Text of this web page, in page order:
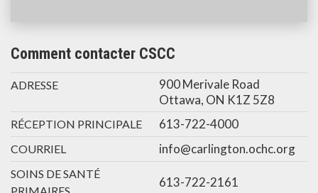
Comment contacter CSCC
ADRESSE
900 Merivale Road
Ottawa, ON K1Z 5Z8
RÉCEPTION PRINCIPALE 613-722-4000
COURRIEL info@carlington.ochc.org
SOINS DE SANTÉ
PRIMAIRES
613-722-2161